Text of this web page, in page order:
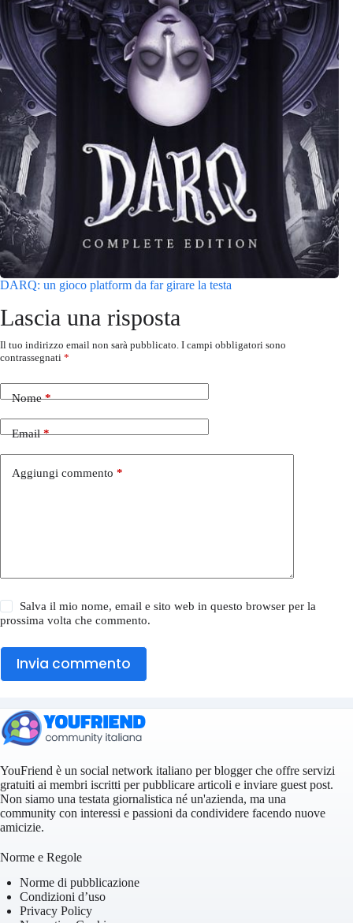
DARQ: un gioco platform da far girare la testa
Lascia una risposta
Il tuo indirizzo email non sarà pubblicato. I campi obbligatori sono
contrassegnati *
Nome*
Email*
Aggiungi commento *
Salva il mio nome, email e sito web in questo browser per la
prossima volta che commento.
Invia commento
YouFriend è un social network italiano per blogger che offre servizi
gratuiti ai membri iscritti per pubblicare articoli e inviare guest post.
Non siamo una testata giornalistica né un'azienda, ma una
community con interessi e passioni da condividere facendo nuove
amicizie.
Norme e Regole
Norme di pubblicazione
Condizioni d’uso
Privacy Policy